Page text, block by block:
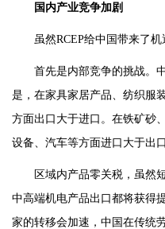
国内产业竞争加剧
虽然RCEP给中国带来了
首先是内部竞争的挑战。
是，在家具家居产品、纺织服
方面出口大于进口。在铁矿砂
设备、汽车等方面进口大于出口
区域内产品零关税，虽然
中高端机电产品出口都将获得
家的转移会加速，中国在传统